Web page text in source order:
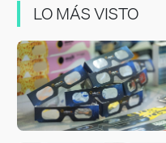
LO MÁS VISTO